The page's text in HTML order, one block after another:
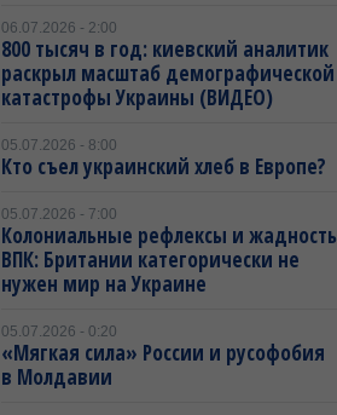
06.07.2026 - 2:00
800 тысяч в год: киевский аналитик
раскрыл масштаб демографической
катастрофы Украины (ВИДЕО)
05.07.2026 - 8:00
Кто съел украинский хлеб в Европе?
05.07.2026 - 7:00
Колониальные рефлексы и жадность
ВПК: Британии категорически не
нужен мир на Украине
05.07.2026 - 0:20
«Мягкая сила» России и русофобия
в Молдавии